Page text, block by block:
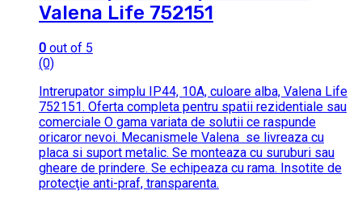
Valena Life 752151
0 out of 5
(0)
Intrerupator simplu IP44, 10A, culoare alba, Valena Life
752151. Oferta completa pentru spatii rezidentiale sau
comerciale O gama variata de solutii ce raspunde
oricaror nevoi. Mecanismele Valena se livreaza cu
placa si suport metalic. Se monteaza cu suruburi sau
gheare de prindere. Se echipeaza cu rama. Insotite de
protecţie anti-praf, transparenta.